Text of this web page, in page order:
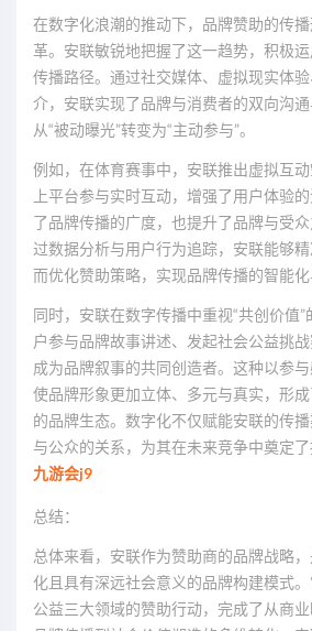
在数字化浪潮的推动下，品牌赞助的传
革。安联敏锐地把握了这一趋势，积极
传播路径。通过社交媒体、虚拟现实体
介，安联实现了品牌与消费者的双向沟
从“被动曝光”转变为“主动参与”。
例如，在体育赛事中，安联推出虚拟互
上平台参与实时互动，增强了用户体验
了品牌传播的广度，也提升了品牌与受
过数据分析与用户行为追踪，安联能够
而优化赞助策略，实现品牌传播的智能化
同时，安联在数字传播中重视“共创价值
户参与品牌故事讲述、发起社会公益挑
成为品牌叙事的共同创造者。这种以参与
使品牌形象更加立体、多元与真实，形
的品牌生态。数字化不仅赋能安联的传
与公众的关系，为其在未来竞争中奠定了
九游会j9
总结：
总体来看，安联作为赞助商的品牌战略
化且具有深远社会意义的品牌构建模式
公益三大领域的赞助行动，完成了从商